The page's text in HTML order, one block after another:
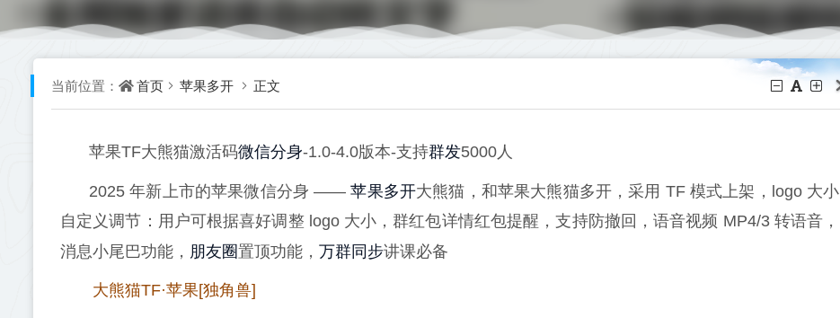
当前位置： 首页 苹果多开 正文
苹果TF大熊猫激活码微信分身-1.0-4.0版本-支持群发5000人
2025 年新上市的苹果微信分身 ——苹果多开大熊猫，和苹果大熊猫多开，采用 TF 模式上架，logo 大小
自定义调节：用户可根据喜好调整 logo 大小，群红包详情红包提醒，支持防撤回，语音视频 MP4/3 转语音，
消息小尾巴功能， 朋友圈置顶功能， 万群同步讲课必备
大熊猫TF·苹果[独角兽]